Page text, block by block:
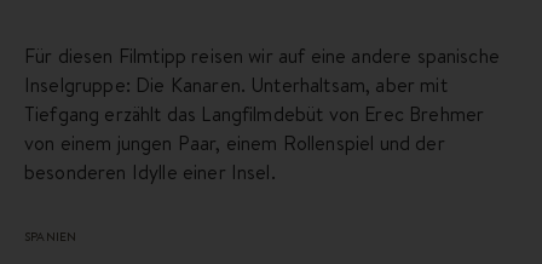
Für diesen Filmtipp reisen wir auf eine andere spanische
Inselgruppe: Die Kanaren. Unterhaltsam, aber mit
Tiefgang erzählt das Langfilmdebüt von Erec Brehmer
von einem jungen Paar, einem Rollenspiel und der
besonderen Idylle einer Insel.
SPANIEN